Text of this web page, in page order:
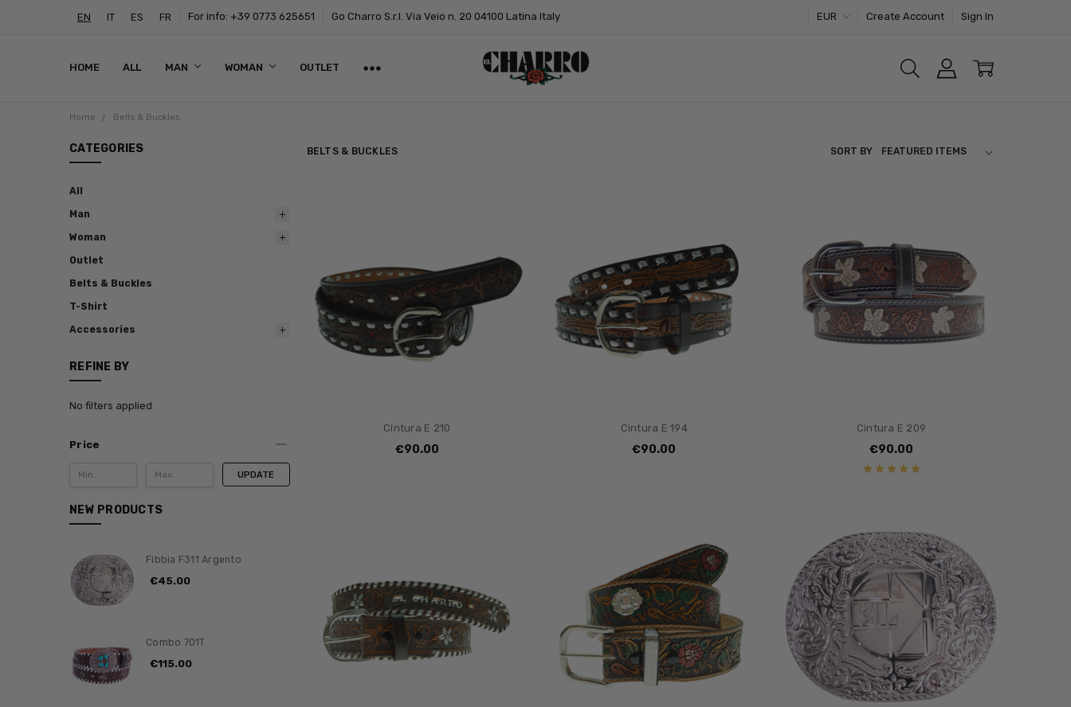
EN IT ES FR For info: +39 0773 625651 Go Charro S.r.l. Via Veio n. 20 04100 Latina Italy EUR Create Account Sign In
HOME ALL MAN WOMAN OUTLET
Home Belts & Buckles
CATEGORIES
All
Man
Woman
Outlet
Belts & Buckles
T-Shirt
Accessories
REFINE BY
No filters applied
Price
UPDATE
NEW PRODUCTS
Fibbia F311 Argento
€45.00
Combo 701T
€115.00
BELTS & BUCKLES SORT BY
Cintura E 210
€90.00
Cintura E 194
€90.00
Cintura E 209
€90.00